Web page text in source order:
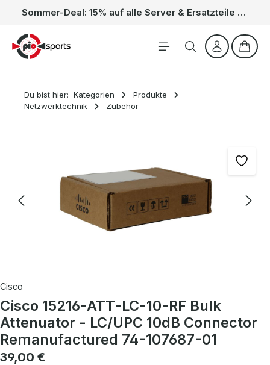
Zum Hauptinhalt springen Sommer-Deal: 15% auf alle Server & Ersatzteile – Kein Code nötig, der Rabatt wird automatisch im Warenkorb abgezogen. Gültig vom 01.06. bis 31.08.
Du bist hier: Kategorien
Produkte
Netzwerktechnik
Zubehör
Cisco
Cisco 15216-ATT-LC-10-RF Bulk
Attenuator - LC/UPC 10dB Connector
Remanufactured 74-107687-01
Regulärer Preis:
39,00 €